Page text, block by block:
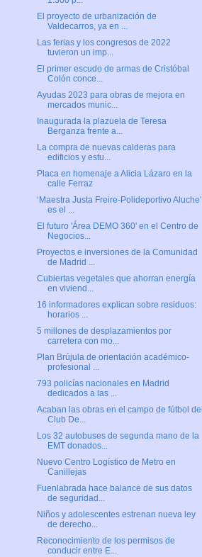
El proyecto de urbanización de
Valdecarros, ya en ...
Las ferias y los congresos de 2022
tuvieron un imp...
El primer escudo de armas de Cristóbal
Colón conce...
Ayudas 2023 para obras de mejora en
mercados munic...
Inaugurada la plazuela de Teresa
Berganza frente a...
La compra de nuevas calderas para
edificios y estu...
Placa en homenaje a Alicia Lázaro en la
calle Ferraz
‘Maestra Justa Freire-Polideportivo Aluche’
es el ...
El futuro 'Área DEMO 360' en el Centro de
Negocios...
Proyectos e inversiones de la Comunidad
de Madrid ...
Cubiertas vegetales que ahorran energía
en viviend...
16 informadores explican sobre residuos:
horarios ...
5 millones de desplazamientos por
carretera con mo...
Plan Brújula de orientación académico-
profesional ...
793 policías nacionales en Madrid
dedicados a las ...
Acaban las obras en el campo de fútbol del
Club De...
Los 32 autobuses de segunda mano de la
EMT donados...
Nuevo Centro Logístico de Metro en
Canillejas
Fuenlabrada hace balance de sus datos
de seguridad...
Niños y adolescentes estrenan nueva ley
de derecho...
Reconocimiento de los permisos de
conducir entre E...